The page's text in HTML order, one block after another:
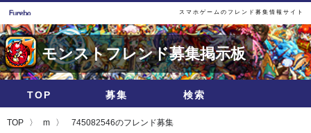
スマホゲームのフレンド募集情報サイト
モンストフレンド募集掲示板
TOP 募集 検索
TOP m 745082546のフレンド募集